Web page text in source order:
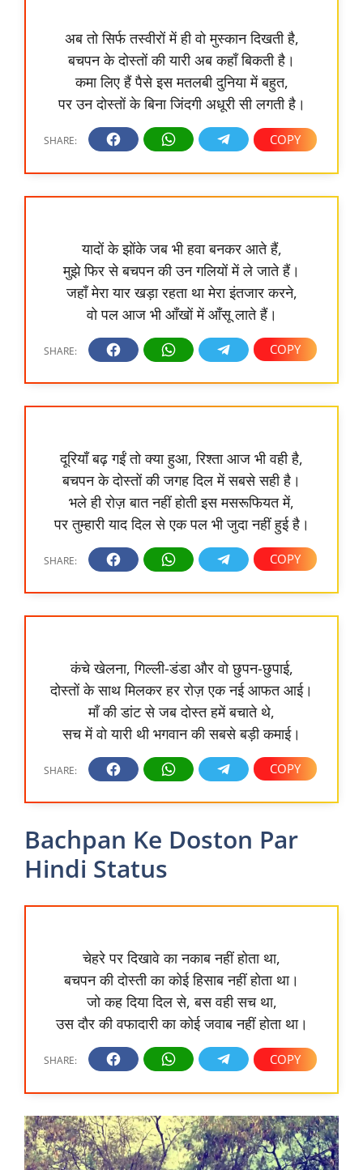
अब तो सिर्फ तस्वीरों में ही वो मुस्कान दिखती है,
बचपन के दोस्तों की यारी अब कहाँ बिकती है।
कमा लिए हैं पैसे इस मतलबी दुनिया में बहुत,
पर उन दोस्तों के बिना जिंदगी अधूरी सी लगती है।
यादों के झोंके जब भी हवा बनकर आते हैं,
मुझे फिर से बचपन की उन गलियों में ले जाते हैं।
जहाँ मेरा यार खड़ा रहता था मेरा इंतजार करने,
वो पल आज भी आँखों में आँसू लाते हैं।
दूरियाँ बढ़ गईं तो क्या हुआ, रिश्ता आज भी वही है,
बचपन के दोस्तों की जगह दिल में सबसे सही है।
भले ही रोज़ बात नहीं होती इस मसरूफियत में,
पर तुम्हारी याद दिल से एक पल भी जुदा नहीं हुई है।
कंचे खेलना, गिल्ली-डंडा और वो छुपन-छुपाई,
दोस्तों के साथ मिलकर हर रोज़ एक नई आफत आई।
माँ की डांट से जब दोस्त हमें बचाते थे,
सच में वो यारी थी भगवान की सबसे बड़ी कमाई।
Bachpan Ke Doston Par
Hindi Status
चेहरे पर दिखावे का नकाब नहीं होता था,
बचपन की दोस्ती का कोई हिसाब नहीं होता था।
जो कह दिया दिल से, बस वही सच था,
उस दौर की वफादारी का कोई जवाब नहीं होता था।